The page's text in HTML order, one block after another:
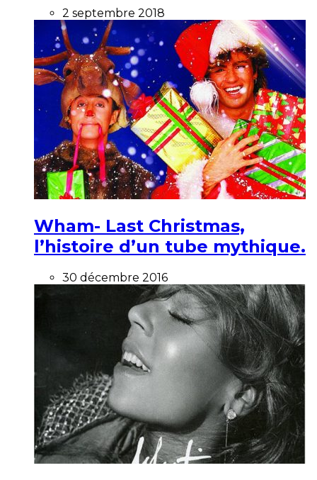
2 septembre 2018
Wham- Last Christmas,
l’histoire d’un tube mythique.
30 décembre 2016